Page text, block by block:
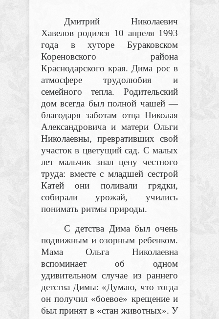
Дмитрий Николаевич
Хавелов родился 10 апреля 1993
года в хуторе Бураковском
Кореновского района
Краснодарского края. Дима рос в
атмосфере трудолюбия и
семейного тепла. Родительский
дом всегда был полной чашей —
благодаря заботам отца Николая
Александровича и матери Ольги
Николаевны, превративших свой
участок в цветущий сад. С малых
лет мальчик знал цену честного
труда: вместе с младшей сестрой
Катей они поливали грядки,
собирали урожай, учились
понимать ритмы природы.
С детства Дима был очень
подвижным и озорным ребенком.
Мама Ольга Николаевна
вспоминает об одном
удивительном случае из раннего
детства Димы: «Думаю, что тогда
он получил «боевое» крещение и
был принят в «стан животных». У